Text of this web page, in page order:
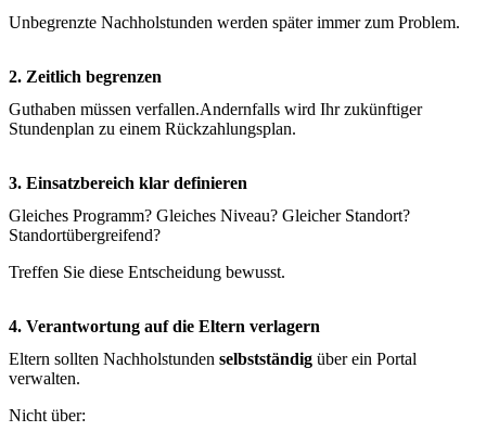
Unbegrenzte Nachholstunden werden später immer zum Problem.
2. Zeitlich begrenzen
Guthaben müssen verfallen.Andernfalls wird Ihr zukünftiger
Stundenplan zu einem Rückzahlungsplan.
3. Einsatzbereich klar definieren
Gleiches Programm? Gleiches Niveau? Gleicher Standort?
Standortübergreifend?
Treffen Sie diese Entscheidung bewusst.
4. Verantwortung auf die Eltern verlagern
Eltern sollten Nachholstunden selbstständig über ein Portal
verwalten.
Nicht über: